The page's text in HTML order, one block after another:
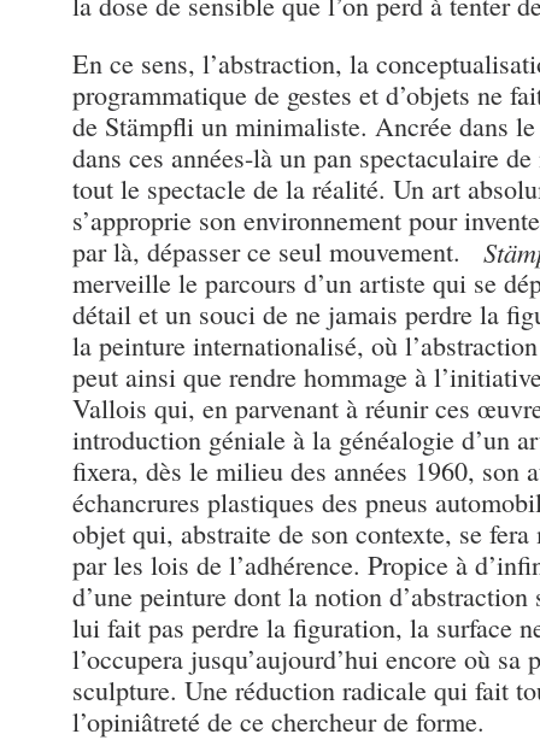
En ce sens, l’abstraction, la
programmatique de gestes et d’objets ne
de Stämpfli un minimaliste. Ancrée dans
dans ces années-là un pan spectaculaire
tout le spectacle de la réalité. Un art
s’approprie son environnement pour
par là, dépasser ce seul mouvement.
merveille le parcours d’un artiste qui se
détail et un souci de ne jamais perdre la
la peinture internationalisé, où
peut ainsi que rendre hommage à
Vallois qui, en parvenant à réunir ces
introduction géniale à la généalogie d’un
fixera, dès le milieu des années 1960, son
échancrures plastiques des pneus
objet qui, abstraite de son contexte, se
par les lois de l’adhérence. Propice à
d’une peinture dont la notion d’abstraction
lui fait pas perdre la figuration, la surface
l’occupera jusqu’aujourd’hui encore où sa
sculpture. Une réduction radicale qui fait
l’opiniâtreté de ce chercheur de forme.